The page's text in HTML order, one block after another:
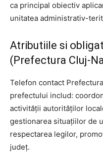
ca principal obiectiv
unitatea administrativ-
Atributiile si
(Prefectura Cluj-
Telefon contact
prefectului includ:
activității autorităților
gestionarea situațiilor de
respectarea legilor,
județ.